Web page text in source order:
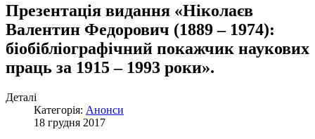
Презентація видання «Ніколаєв
Валентин Федорович (1889 – 1974):
біобібліографічний покажчик наукових
праць за 1915 – 1993 роки».
Деталі
Категорія: Анонси
18 грудня 2017